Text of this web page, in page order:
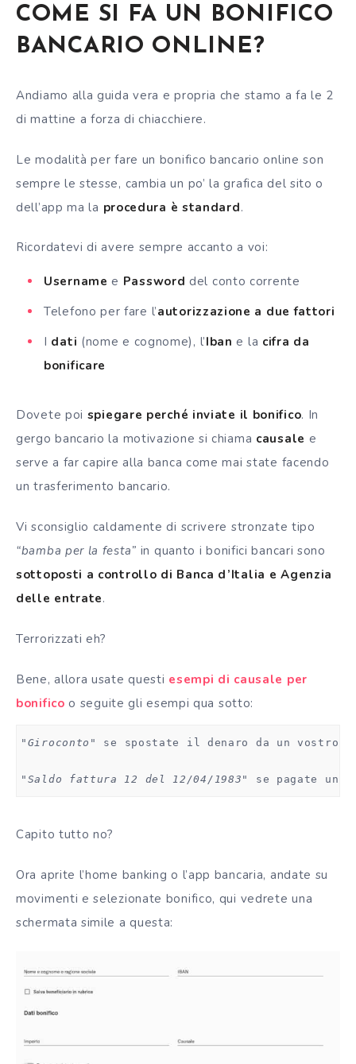
COME SI FA UN BONIFICO
BANCARIO ONLINE?
Andiamo alla guida vera e propria che stamo a fa le 2
di mattine a forza di chiacchiere.
Le modalità per fare un bonifico bancario online son
sempre le stesse, cambia un po’ la grafica del sito o
dell’app ma la procedura è standard.
Ricordatevi di avere sempre accanto a voi:
Username e Password del conto corrente
Telefono per fare l’autorizzazione a due fattori
I dati (nome e cognome), l’Iban e la cifra da
bonificare
Dovete poi spiegare perché inviate il bonifico. In
gergo bancario la motivazione si chiama causale e
serve a far capire alla banca come mai state facendo
un trasferimento bancario.
Vi sconsiglio caldamente di scrivere stronzate tipo
“bamba per la festa” in quanto i bonifici bancari sono
sottoposti a controllo di Banca d’Italia e Agenzia
delle entrate.
Terrorizzati eh?
Bene, allora usate questi esempi di causale per
bonifico o seguite gli esempi qua sotto:
"Giroconto" se spostate il denaro da un vostro
"Saldo fattura 12 del 12/04/1983" se pagate un
Capito tutto no?
Ora aprite l’home banking o l’app bancaria, andate su
movimenti e selezionate bonifico, qui vedrete una
schermata simile a questa: